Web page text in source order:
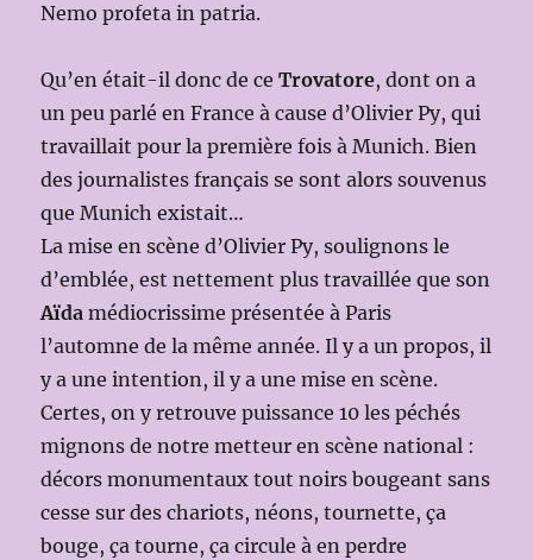
Nemo profeta in patria.
Qu’en était-il donc de ceTrovatore, dont on a
un peu parlé en France à cause d’Olivier Py, qui
travaillait pour la première fois à Munich. Bien
des journalistes français se sont alors souvenus
que Munich existait…
La mise en scène d’Olivier Py, soulignons le
d’emblée, est nettement plus travaillée que son
Aïdamédiocrissime présentée à Paris
l’automne de la même année. Il y a un propos, il
y a une intention, il y a une mise en scène.
Certes, on y retrouve puissance 10 les péchés
mignons de notre metteur en scène national :
décors monumentaux tout noirs bougeant sans
cesse sur des chariots, néons, tournette, ça
bouge, ça tourne, ça circule à en perdre